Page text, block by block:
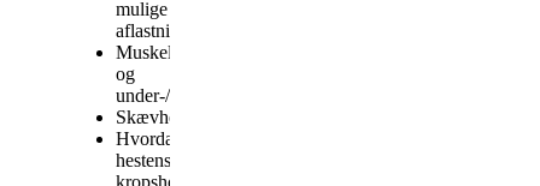
mulige
aflastning
Muskelsymmetri
og
under-/overbygninger
Skævheder
Hvordan
hestens
kropsholdning